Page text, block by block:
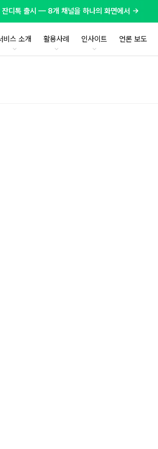
잔디톡 출시 — 8개 채널을 하나의 화면에서 →
비스 소개 활용사례 인사이트 언론 보도